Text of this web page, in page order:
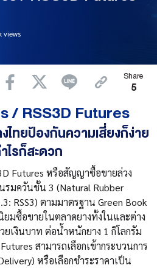
views
Share
5
/ RSS3D Futures
ไทยป้องกันความเสี่ยงก็ง่าย
ไรก็สะดวก
Futures หรือสัญญาซื้อขายล่วง
รมควันชั้น 3 (Natural Rubber
RSS3) ตามมาตรฐาน Green Book
มซื้อขายในตลาดยางทั้งในและต่าง
เงินบาท ต่อน้ำหนักยาง 1 กิโลกรัม
สามารถเลือกเข้ากระบวนการ
หรือเลือกชำระราคาเป็น